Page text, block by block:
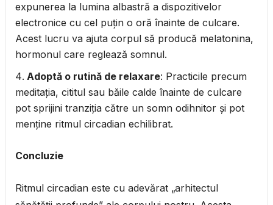
expunerea la lumina albastră a dispozitivelor
electronice cu cel puțin o oră înainte de culcare.
Acest lucru va ajuta corpul să producă melatonina,
hormonul care reglează somnul.
Adoptă o rutină de relaxare: Practicile precum
meditația, cititul sau băile calde înainte de culcare
pot sprijini tranziția către un somn odihnitor și pot
menține ritmul circadian echilibrat.
Concluzie
Ritmul circadian este cu adevărat „arhitectul